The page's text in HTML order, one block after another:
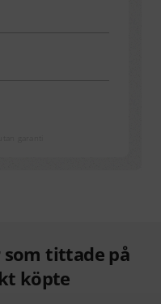
som tittade på
köpte